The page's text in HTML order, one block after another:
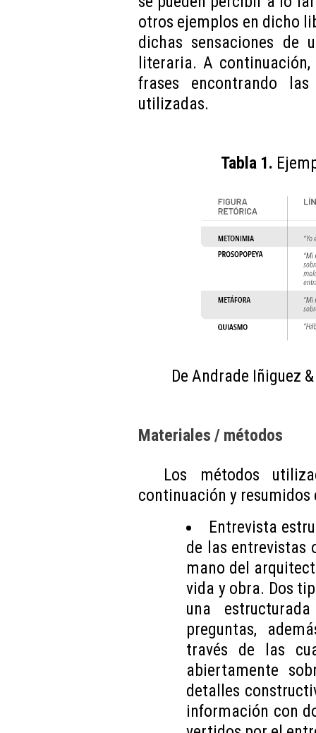
otros ejemplos en dicho
dichas sensaciones de
literaria. A
frases encontrando
utilizadas.
Tabla 1.
De Andrade Iñiguez
Materiales / métodos
Los métodos
continuación y resumidos
Entrevista
de las entrevistas
mano del
vida y obra. Dos
una
preguntas,
través de las
abiertamente
detalles
información con